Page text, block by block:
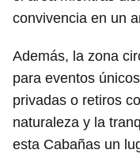
convivencia en un
Además, la zona
para eventos
privadas o retiros
naturaleza y la
esta Cabañas un